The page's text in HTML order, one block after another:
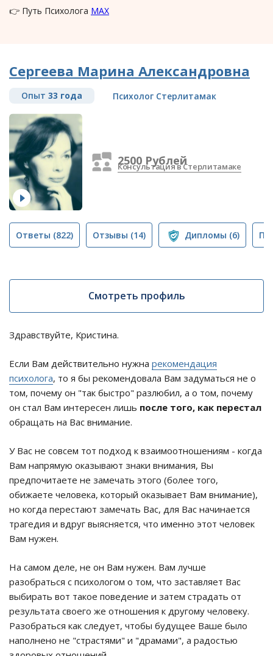
👉 Путь Психолога MAX
Сергеева Марина Александровна
Опыт 33 года Психолог Стерлитамак
2500 Рублей
Консультация в Стерлитамаке
Ответы (822) Отзывы (14) Дипломы (6)
Смотреть профиль
Здравствуйте, Кристина.
Если Вам действительно нужна рекомендация
психолога, то я бы рекомендовала Вам задуматься не о
том, почему он "так быстро" разлюбил, а о том, почему
он стал Вам интересен лишь после того, как перестал
обращать на Вас внимание.
У Вас не совсем тот подход к взаимоотношениям - когда
Вам напрямую оказывают знаки внимания, Вы
предпочитаете не замечать этого (более того,
обижаете человека, который оказывает Вам внимание),
но когда перестают замечать Вас, для Вас начинается
трагедия и вдруг выясняется, что именно этот человек
Вам нужен.
На самом деле, не он Вам нужен. Вам лучше
разобраться с психологом о том, что заставляет Вас
выбирать вот такое поведение и затем страдать от
результата своего же отношения к другому человеку.
Разобраться как следует, чтобы будущее Ваше было
наполнено не "страстями" и "драмами", а радостью